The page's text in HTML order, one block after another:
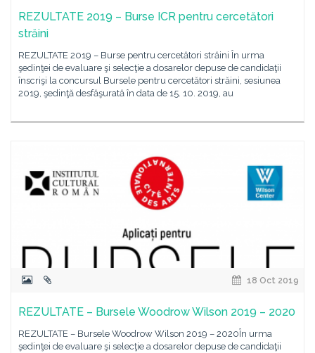
REZULTATE 2019 – Burse ICR pentru cercetători
străini
REZULTATE 2019 – Burse pentru cercetători străini În urma
şedinţei de evaluare şi selecţie a dosarelor depuse de candidaţii
înscrişi la concursul Bursele pentru cercetători străini, sesiunea
2019, şedinţă desfăşurată în data de 15. 10. 2019, au
18 Oct 2019
REZULTATE – Bursele Woodrow Wilson 2019 – 2020
REZULTATE – Bursele Woodrow Wilson 2019 – 2020În urma
şedinţei de evaluare şi selecţie a dosarelor depuse de candidaţii